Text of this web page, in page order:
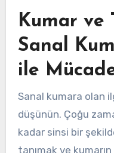
Kumar ve
Sanal
ile
Sanal kumara olan
düşünün. Çoğu
kadar sinsi bir
tanımak ve